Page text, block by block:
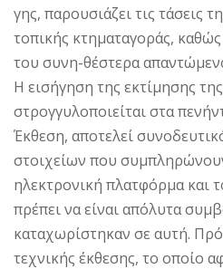
γης, παρουσιάζει τις τάσεις
τοπικής κτηματαγοράς,
του συνη-θέστερα
Η εισήγηση της εκτίμησης
στρογγυλοποιείται στα
Έκθεση, αποτελεί
στοιχείων που
ηλεκτρονική πλατφόρμα και
πρέπει να είναι απόλυτα
καταχωρίστηκαν σε αυτή.
τεχνικής έκθεσης, το οποίο